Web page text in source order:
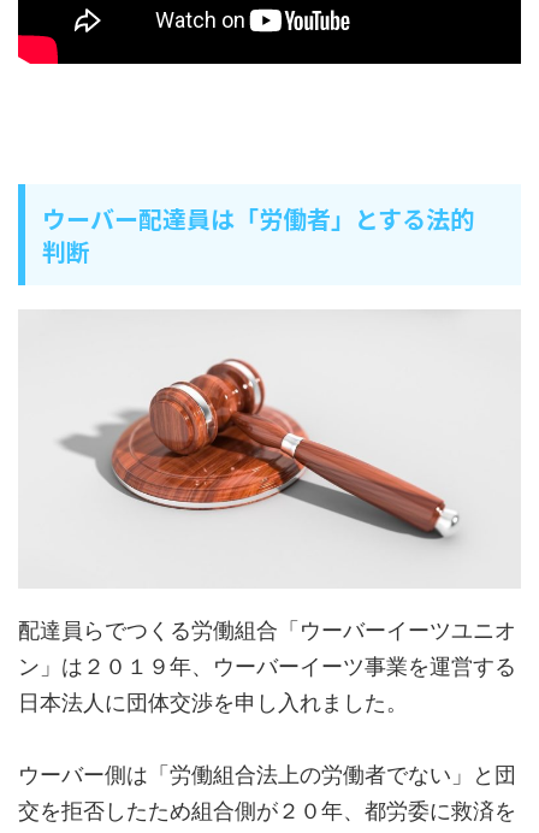
ウーバー配達員は「労働者」とする法的
判断
配達員らでつくる労働組合「ウーバーイーツユニオ
ン」は２０１９年、ウーバーイーツ事業を運営する
日本法人に団体交渉を申し入れました。
ウーバー側は「労働組合法上の労働者でない」と団
交を拒否したため組合側が２０年、都労委に救済を